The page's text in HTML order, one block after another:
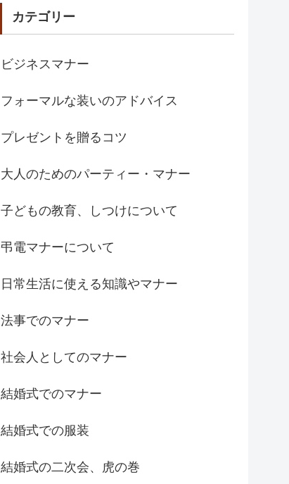
カテゴリー
ビジネスマナー
フォーマルな装いのアドバイス
プレゼントを贈るコツ
大人のためのパーティー・マナー
子どもの教育、しつけについて
弔電マナーについて
日常生活に使える知識やマナー
法事でのマナー
社会人としてのマナー
結婚式でのマナー
結婚式での服装
結婚式の二次会、虎の巻